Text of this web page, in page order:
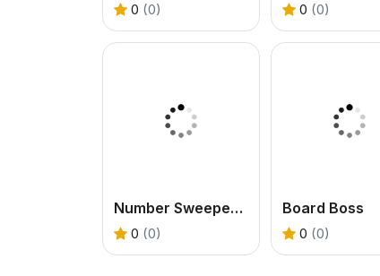
0 (0) 0 (0)
Number Sweeper 3D
0 (0)
Board Boss
0 (0)